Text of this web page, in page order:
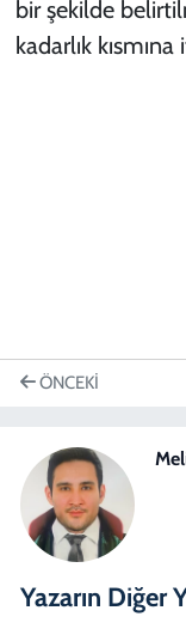
bir şekilde
kadarlık
ÖNCEKI
Yazarın Diğer